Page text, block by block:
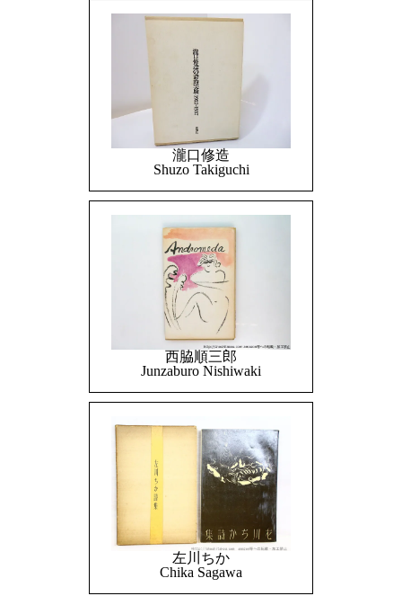
瀧口修造
Shuzo Takiguchi
西脇順三郎
Junzaburo Nishiwaki
左川ちか
Chika Sagawa